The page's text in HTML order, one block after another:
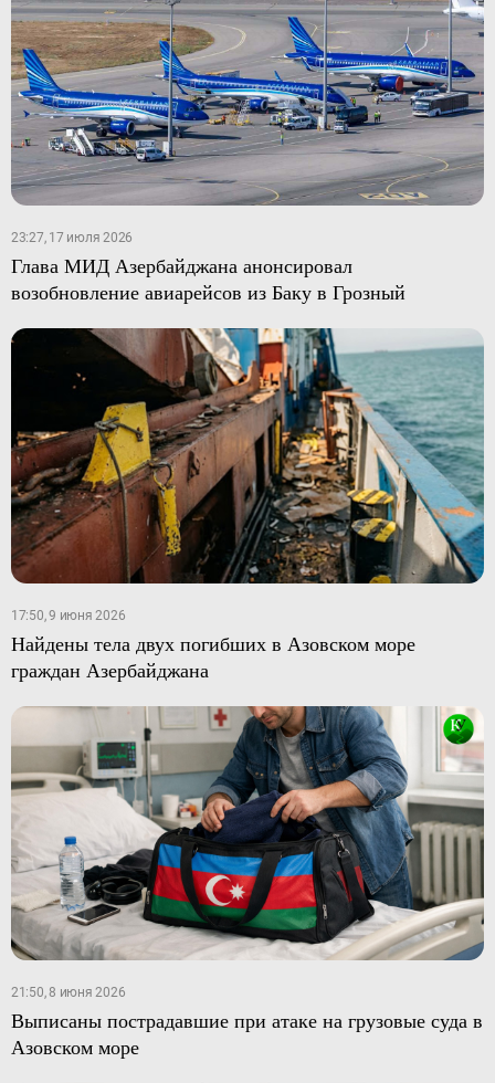
23:27, 17 июля 2026
Глава МИД Азербайджана анонсировал
возобновление авиарейсов из Баку в Грозный
17:50, 9 июня 2026
Найдены тела двух погибших в Азовском море
граждан Азербайджана
21:50, 8 июня 2026
Выписаны пострадавшие при атаке на грузовые суда в
Азовском море